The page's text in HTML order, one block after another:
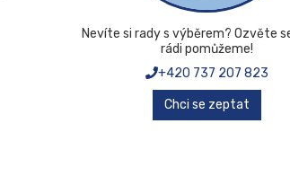
Nevíte si rady s výběrem? Ozvěte
rádi pomůžeme!
+420 737 207 823
Chci se zeptat